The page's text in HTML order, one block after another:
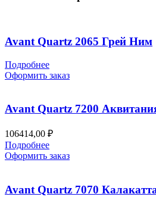
Avant Quartz 2065 Грей Ним
Подробнее
Оформить заказ
Avant Quartz 7200
106414,00 ₽
Подробнее
Оформить заказ
Avant Quartz 7070